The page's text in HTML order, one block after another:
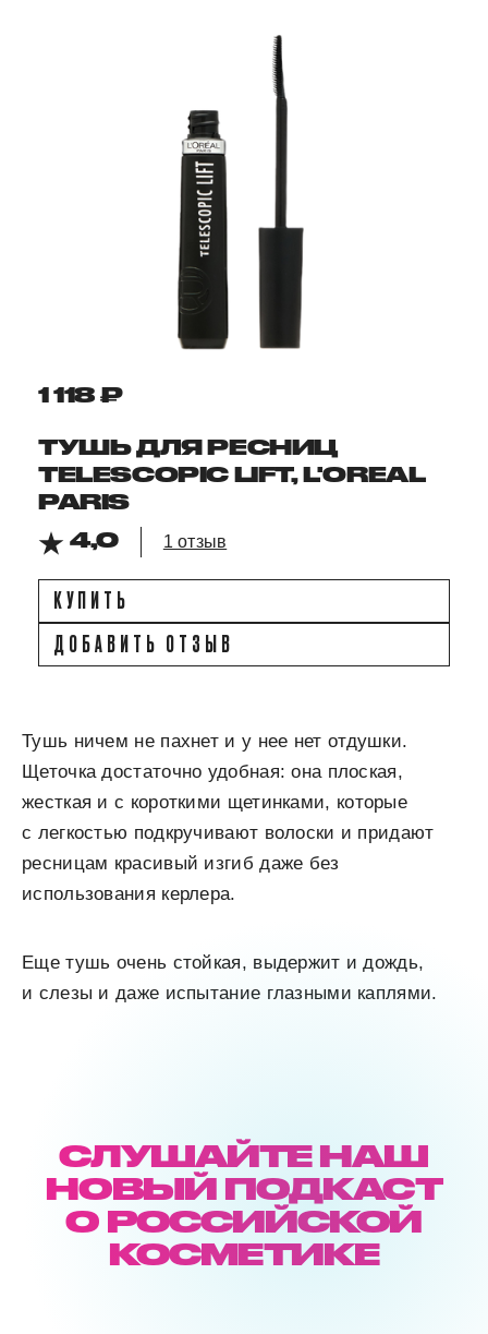
1 118 ₽
ТУШЬ ДЛЯ РЕСНИЦ
TELESCOPIC LIFT, L'OREAL
PARIS
4,0
1 отзыв
КУПИТЬ
ДОБАВИТЬ ОТЗЫВ
Тушь ничем не пахнет и у нее нет отдушки.
Щеточка достаточно удобная: она плоская,
жесткая и с короткими щетинками, которые
с легкостью подкручивают волоски и придают
ресницам красивый изгиб даже без
использования керлера.
Еще тушь очень стойкая, выдержит и дождь,
и слезы и даже испытание глазными каплями.
СЛУШАЙТЕ НАШ
НОВЫЙ ПОДКАСТ
О РОССИЙСКОЙ
КОСМЕТИКЕ